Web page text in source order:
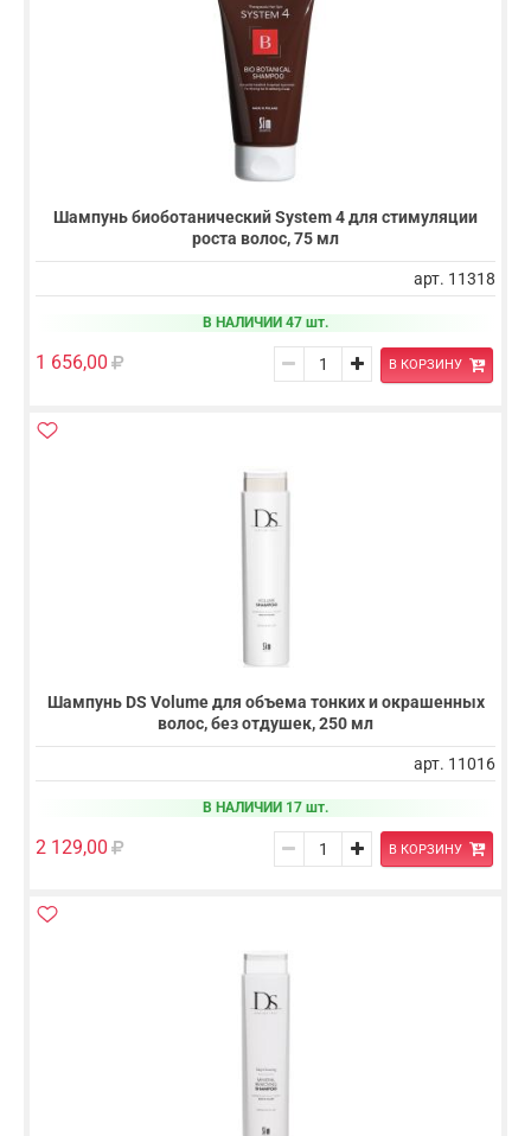
Шампунь биоботанический System 4 для стимуляции
роста волос, 75 мл
арт. 11318
В НАЛИЧИИ 47 шт.
1 656,00 В КОРЗИНУ
Шампунь DS Volume для объема тонких и окрашенных
волос, без отдушек, 250 мл
арт. 11016
В НАЛИЧИИ 17 шт.
2 129,00 В КОРЗИНУ